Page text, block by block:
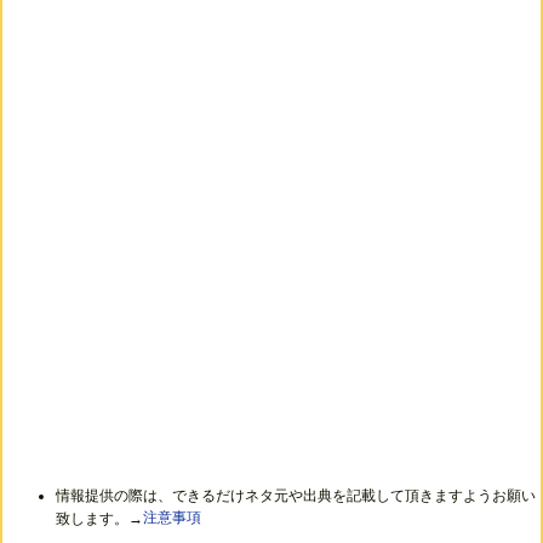
情報提供の際は、できるだけネタ元や出典を記載して頂きますようお願い
致します。→注意事項